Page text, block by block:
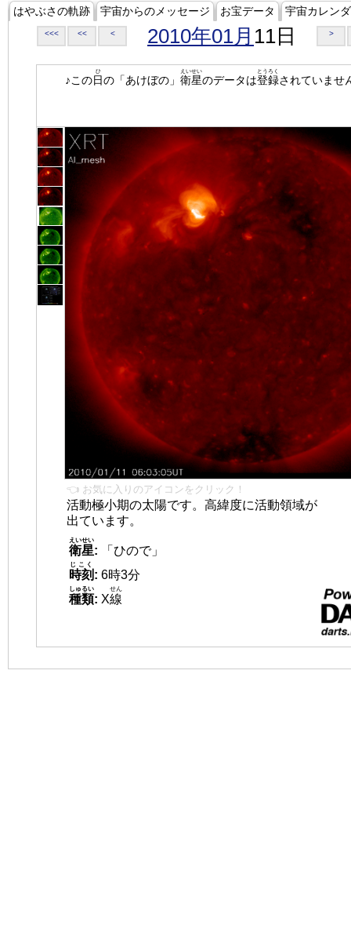
はやぶさの軌跡 宇宙からのメッセージ お宝データ 宇宙カレン
<<< << < 2010年01月 11日 >
♪この日
ひ
の「あけぼの」 衛星
えいせい
のデータは登録
とうろく
されていませ
👈 お気に入りのアイコンをクリック！
活動極小期の太陽です。高緯度に活動領域が
出ています。
衛星
えいせい
:
「ひので」
時刻
じこく
: 6時3分
種類
しゅるい
: X線
せん